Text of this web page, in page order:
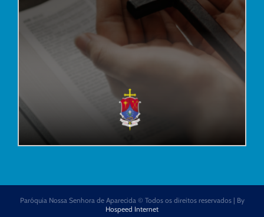
Paróquia Nossa Senhora de Aparecida © Todos os direitos reservados | By
Hospeed Internet